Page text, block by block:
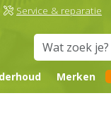
Service & reparatie
Merken